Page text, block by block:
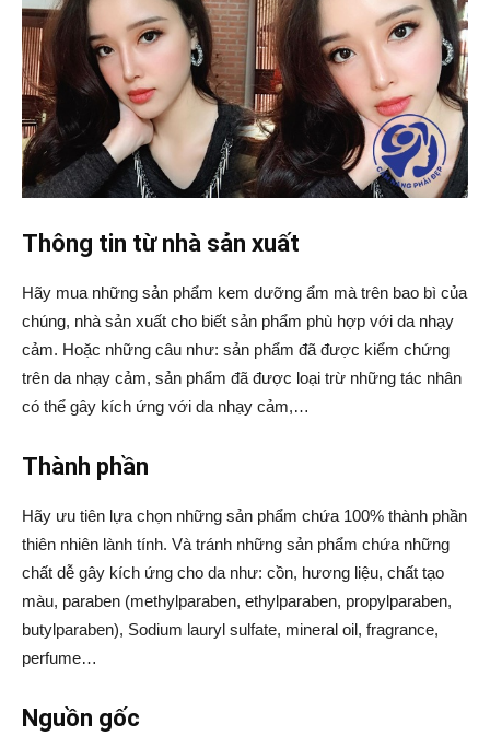
Thông tin từ nhà sản xuất
Hãy mua những sản phẩm kem dưỡng ẩm mà trên bao bì của
chúng, nhà sản xuất cho biết sản phẩm phù hợp với da nhạy
cảm. Hoặc những câu như: sản phẩm đã được kiểm chứng
trên da nhạy cảm, sản phẩm đã được loại trừ những tác nhân
có thể gây kích ứng với da nhạy cảm,…
Thành phần
Hãy ưu tiên lựa chọn những sản phẩm chứa 100% thành phần
thiên nhiên lành tính. Và tránh những sản phẩm chứa những
chất dễ gây kích ứng cho da như: cồn, hương liệu, chất tạo
màu, paraben (methylparaben, ethylparaben, propylparaben,
butylparaben), Sodium lauryl sulfate, mineral oil, fragrance,
perfume…
Nguồn gốc